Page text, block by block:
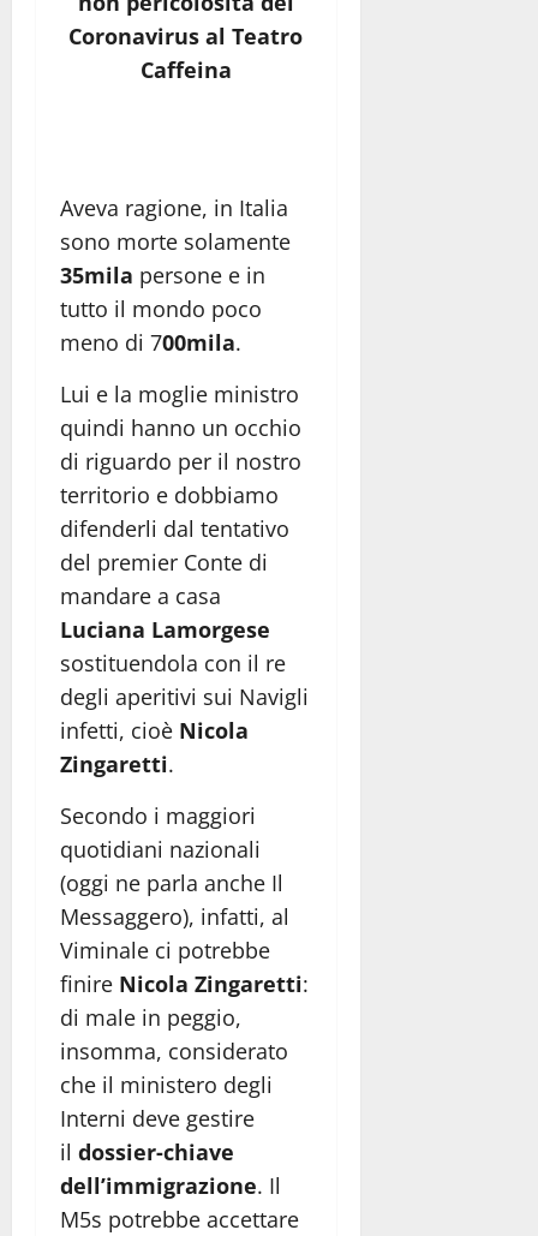
Coronavirus al Teatro
Caffeina
Aveva ragione, in Italia
sono morte solamente
35mila persone e in
tutto il mondo poco
meno di 700mila.
Lui e la moglie ministro
quindi hanno un occhio
di riguardo per il nostro
territorio e dobbiamo
difenderli dal tentativo
del premier Conte di
mandare a casa
Luciana Lamorgese
sostituendola con il re
degli aperitivi sui Navigli
infetti, cioè Nicola
Zingaretti.
Secondo i maggiori
quotidiani nazionali
(oggi ne parla anche Il
Messaggero), infatti, al
Viminale ci potrebbe
finire Nicola Zingaretti:
di male in peggio,
insomma, considerato
che il ministero degli
Interni deve gestire
il dossier-chiave
dell’immigrazione. Il
M5s potrebbe accettare